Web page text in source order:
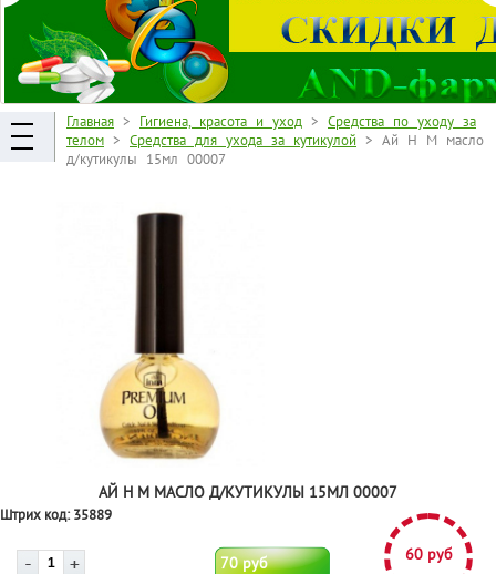
Главная > Гигиена, красота и уход > Средства по уходу за
телом > Средства для ухода за кутикулой > Ай Н М масло
д/кутикулы 15мл 00007
АЙ Н М МАСЛО Д/КУТИКУЛЫ 15МЛ 00007
Штрих код:35889
70 руб 60 руб